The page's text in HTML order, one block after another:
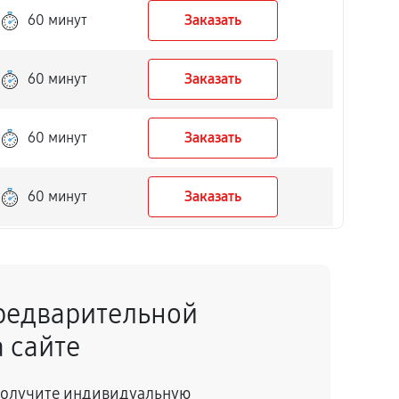
60 минут Заказать
60 минут Заказать
60 минут Заказать
60 минут Заказать
60 минут Заказать
индивидуальную